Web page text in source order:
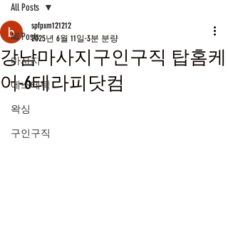
All Posts
마사지
에스테틱
왁싱
구인구직
All Posts
강남마사지구인구직 탑홈케
어-6테라피닷컴
spfpxm121212
2025년 6월 11일 3분 분량